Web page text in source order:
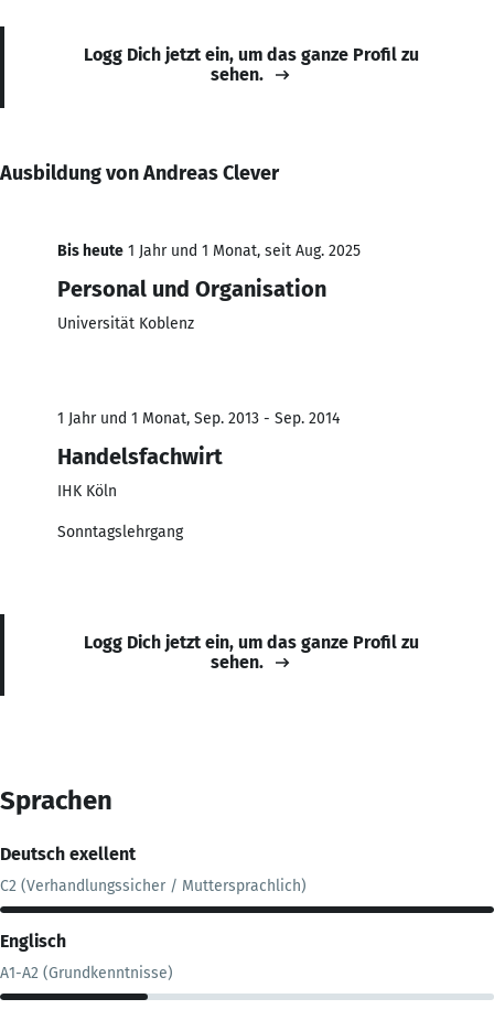
Logg Dich jetzt ein, um das ganze Profil zu
sehen.
Ausbildung von Andreas Clever
Bis heute 1 Jahr und 1 Monat, seit Aug. 2025
Personal und Organisation
Universität Koblenz
1 Jahr und 1 Monat, Sep. 2013 - Sep. 2014
Handelsfachwirt
IHK Köln
Sonntagslehrgang
Logg Dich jetzt ein, um das ganze Profil zu
sehen.
Sprachen
Deutsch exellent
C2 (Verhandlungssicher / Muttersprachlich)
Englisch
A1-A2 (Grundkenntnisse)